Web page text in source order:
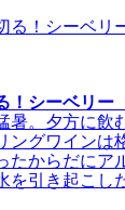
！シーベリー
暑。夕方に飲
ングワインは
からだにア
を引き起こし